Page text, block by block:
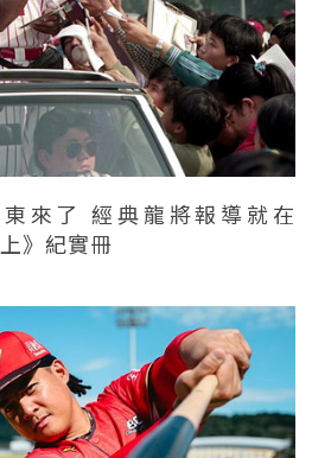
來了 經典龍將報導就在
》紀實冊